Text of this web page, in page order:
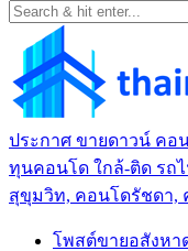
ประกาศ ขายดาวน์ คอ
ทุนคอนโด ใกล้-ติด รถ
สุขุมวิท, คอนโดรัชดา,
โพสต์ขายอสังหา